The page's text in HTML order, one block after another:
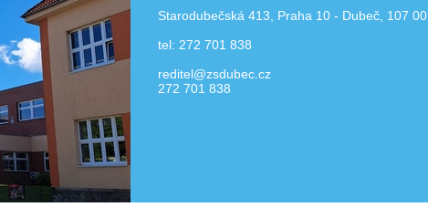
Starodubečská 413, Praha 10 - Dubeč, 107 00
tel: 272 701 838
reditel@zsdubec.cz
272 701 838